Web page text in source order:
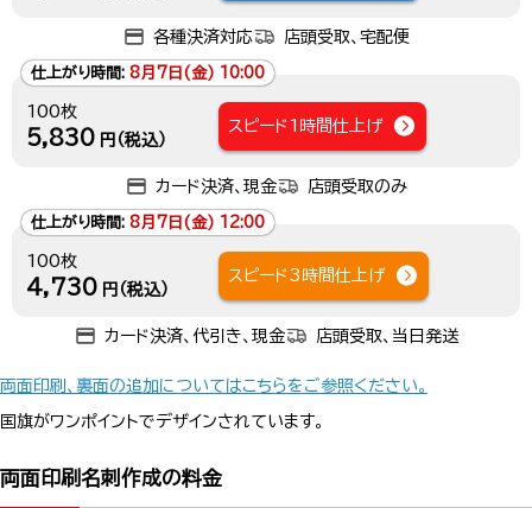
各種決済対応 店頭受取、宅配便
仕上がり時間: 8月7日(金) 10:00
100枚
5,830 円（税込）
スピード1時間仕上げ
カード決済、現金 店頭受取のみ
仕上がり時間: 8月7日(金) 12:00
100枚
4,730 円（税込）
スピード3時間仕上げ
カード決済、代引き、現金 店頭受取、当日発送
両面印刷、裏面の追加についてはこちらをご参照ください。
国旗がワンポイントでデザインされています。
両面印刷名刺作成の料金